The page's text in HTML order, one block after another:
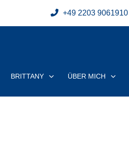
+49 2203 9061910
BRITTANY ÜBER MICH